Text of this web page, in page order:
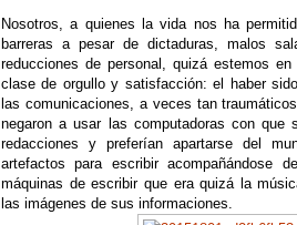
Nosotros, a quienes la vida nos ha
barreras a pesar de dictaduras, malos
reducciones de personal, quizá estemos
clase de orgullo y satisfacción: el haber
las comunicaciones, a veces tan
negaron a usar las computadoras con que
redacciones y preferían apartarse del
artefactos para escribir acompañándose
máquinas de escribir que era quizá la
las imágenes de sus informaciones.